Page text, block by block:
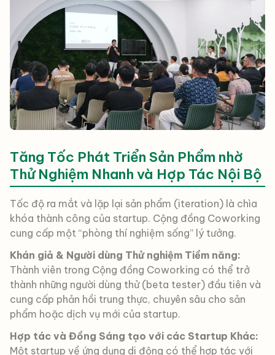
Tăng Tốc Phát Triển Sản Phẩm nhờ
Thử Nghiệm Nhanh và Hợp Tác Nội Bộ
Tốc độ ra mắt và lặp lại sản phẩm (iteration) là chìa
khóa thành công của startup. Cộng đồng Coworking
cung cấp một “phòng thí nghiệm sống” lý tưởng.
Khán giả & Người dùng Thử nghiệm Tiềm năng:
Thành viên trong Cộng đồng Coworking có thể trở
thành những người dùng thử (beta tester) đầu tiên và
cung cấp phản hồi trung thực, chuyên sâu cho sản
phẩm hoặc dịch vụ mới của startup.
Hợp tác và Đồng Sáng tạo với các Startup Khác:
Một startup về ứng dụng di động có thể hợp tác với